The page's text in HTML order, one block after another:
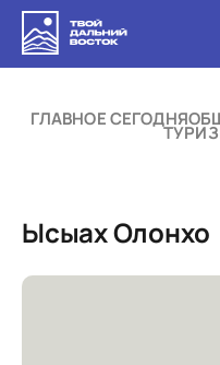
ГЛАВНОЕ СЕГОДНЯ
Ысыах Олонхо